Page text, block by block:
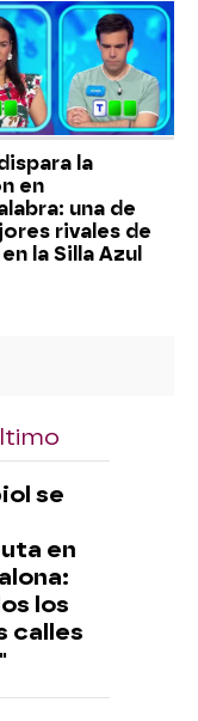
la
en
una de
rivales de
la Silla Azul
se
en
los
calles